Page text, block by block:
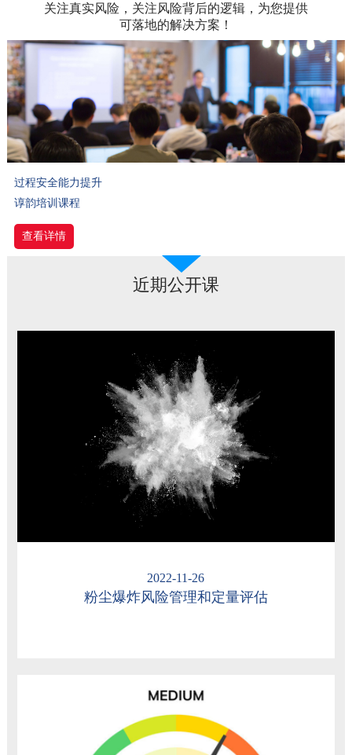
关注真实风险，关注风险背后的逻辑，为您提供
可落地的解决方案！
过程安全能力提升
谆韵培训课程
查看详情
近期公开课
2022-11-26
粉尘爆炸风险管理和定量评估